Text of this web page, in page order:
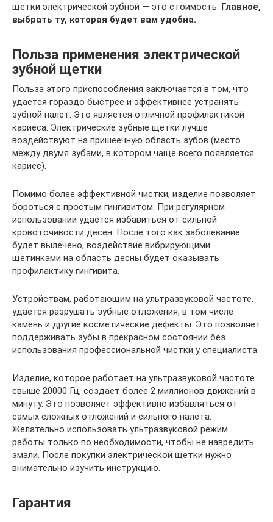
щетки электрической зубной — это стоимость. Главное,
выбрать ту, которая будет вам удобна.
Польза применения электрической
зубной щетки
Польза этого приспособления заключается в том, что
удается гораздо быстрее и эффективнее устранять
зубной налет. Это является отличной профилактикой
кариеса. Электрические зубные щетки лучше
воздействуют на пришеечную область зубов (место
между двумя зубами, в котором чаще всего появляется
кариес).
Помимо более эффективной чистки, изделие позволяет
бороться с простым гингивитом. При регулярном
использовании удается избавиться от сильной
кровоточивости десен. После того как заболевание
будет вылечено, воздействие вибрирующими
щетинками на область десны будет оказывать
профилактику гингивита.
Устройствам, работающим на ультразвуковой частоте,
удается разрушать зубные отложения, в том числе
камень и другие косметические дефекты. Это позволяет
поддерживать зубы в прекрасном состоянии без
использования профессиональной чистки у специалиста.
Изделие, которое работает на ультразвуковой частоте
свыше 20000 Гц, создает более 2 миллионов движений в
минуту. Это позволяет эффективно избавляться от
самых сложных отложений и сильного налета.
Желательно использовать ультразвуковой режим
работы только по необходимости, чтобы не навредить
эмали. После покупки электрической щетки нужно
внимательно изучить инструкцию.
Гарантия